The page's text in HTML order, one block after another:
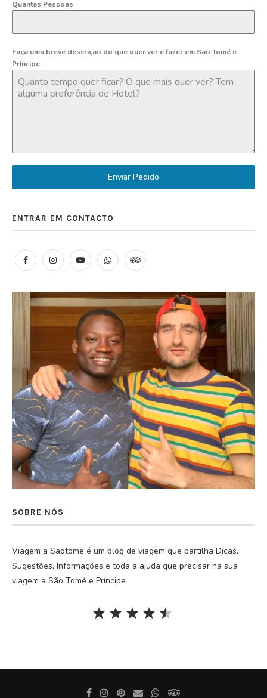
Quantas Pessoas
Faça uma breve descrição do que quer ver e fazer em São Tomé e
Príncipe
Enviar Pedido
ENTRAR EM CONTACTO
SOBRE NÓS
Viagem a Saotome é um blog de viagem que partilha Dicas,
Sugestões, Informações e toda a ajuda que precisar na sua
viagem a São Tomé e Príncipe